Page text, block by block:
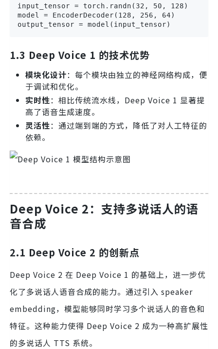
input_tensor = torch.randn(32, 50, 128)
model = EncoderDecoder(128, 256, 64)
output_tensor = model(input_tensor)
1.3 Deep Voice 1 的技术优势
模块化设计：每个模块由独立的神经网络构成，便
于调试和优化。
实时性：相比传统流水线，Deep Voice 1 显著提
高了语音生成速度。
灵活性：通过端到端的方式，降低了对人工特征的
依赖。
Deep Voice 2：支持多说话人的语
音合成
2.1 Deep Voice 2 的创新点
Deep Voice 2 在 Deep Voice 1 的基础上，进一步优
化了多说话人语音合成的能力。通过引入 speaker
embedding，模型能够同时学习多个说话人的音色和
特征。这种能力使得 Deep Voice 2 成为一种高扩展性
的多说话人 TTS 系统。